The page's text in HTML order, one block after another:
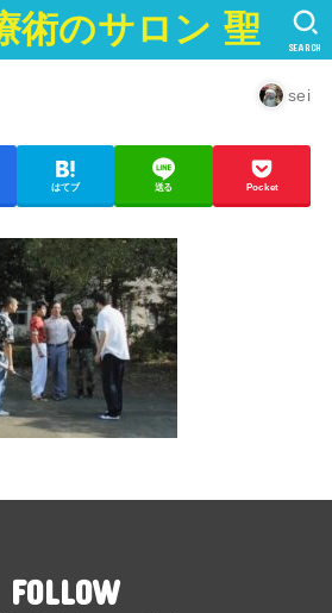
術のサロン 聖 SEARCH
sei
はてブ 送る Pocket
FOLLOW